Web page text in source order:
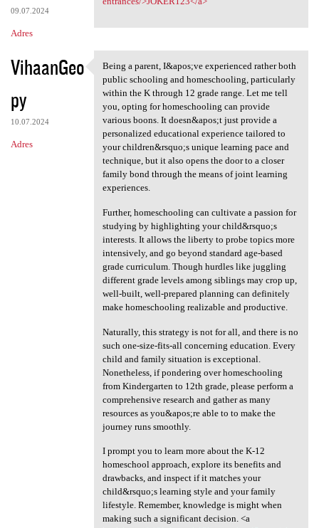
09.07.2024
Adres
VihaanGeo
py
10.07.2024
Adres
Being a parent, I&apos;ve
Being a parent, I&apos;ve experienced rather both
public schooling and homeschooling, particularly
within the K through 12 grade range. Let me tell
you, opting for homeschooling can provide
various boons. It doesn&apos;t just provide a
personalized educational experience tailored to
your children&rsquo;s unique learning pace and
technique, but it also opens the door to a closer
family bond through the means of joint learning
experiences.
Further, homeschooling can cultivate a passion for
studying by highlighting your child&rsquo;s
interests. It allows the liberty to probe topics more
intensively, and go beyond standard age-based
grade curriculum. Though hurdles like juggling
different grade levels among siblings may crop up,
well-built, well-prepared planning can definitely
make homeschooling realizable and productive.
Naturally, this strategy is not for all, and there is no
such one-size-fits-all concerning education. Every
child and family situation is exceptional.
Nonetheless, if pondering over homeschooling
from Kindergarten to 12th grade, please perform a
comprehensive research and gather as many
resources as you&apos;re able to to make the
journey runs smoothly.
I prompt you to learn more about the K-12
homeschool approach, explore its benefits and
drawbacks, and inspect if it matches your
child&rsquo;s learning style and your family
lifestyle. Remember, knowledge is might when
making such a significant decision. <a